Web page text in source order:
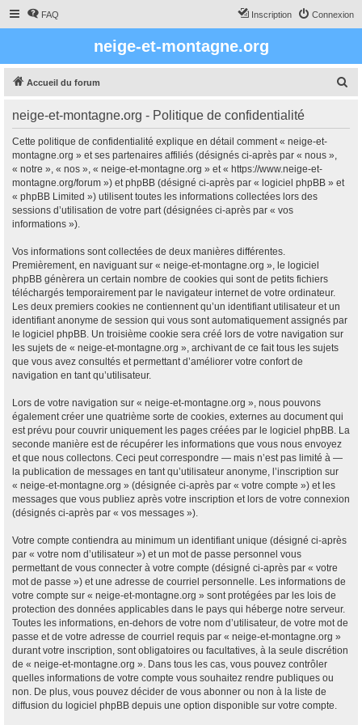
FAQ Connexion
Inscription
neige-et-montagne.org
Accueil du forum
neige-et-montagne.org - Politique de confidentialité
Cette politique de confidentialité explique en détail comment « neige-et-
montagne.org » et ses partenaires affiliés (désignés ci-après par « nous »,
« notre », « nos », « neige-et-montagne.org » et « https://www.neige-et-
montagne.org/forum ») et phpBB (désigné ci-après par « logiciel phpBB » et
« phpBB Limited ») utilisent toutes les informations collectées lors des
sessions d’utilisation de votre part (désignées ci-après par « vos
informations »).
Vos informations sont collectées de deux manières différentes.
Premièrement, en naviguant sur « neige-et-montagne.org », le logiciel
phpBB génèrera un certain nombre de cookies qui sont de petits fichiers
téléchargés temporairement par le navigateur internet de votre ordinateur.
Les deux premiers cookies ne contiennent qu’un identifiant utilisateur et un
identifiant anonyme de session qui vous sont automatiquement assignés par
le logiciel phpBB. Un troisième cookie sera créé lors de votre navigation sur
les sujets de « neige-et-montagne.org », archivant de ce fait tous les sujets
que vous avez consultés et permettant d’améliorer votre confort de
navigation en tant qu’utilisateur.
Lors de votre navigation sur « neige-et-montagne.org », nous pouvons
également créer une quatrième sorte de cookies, externes au document qui
est prévu pour couvrir uniquement les pages créées par le logiciel phpBB. La
seconde manière est de récupérer les informations que vous nous envoyez
et que nous collectons. Ceci peut correspondre — mais n’est pas limité à —
la publication de messages en tant qu’utilisateur anonyme, l’inscription sur
« neige-et-montagne.org » (désignée ci-après par « votre compte ») et les
messages que vous publiez après votre inscription et lors de votre connexion
(désignés ci-après par « vos messages »).
Votre compte contiendra au minimum un identifiant unique (désigné ci-après
par « votre nom d’utilisateur ») et un mot de passe personnel vous
permettant de vous connecter à votre compte (désigné ci-après par « votre
mot de passe ») et une adresse de courriel personnelle. Les informations de
votre compte sur « neige-et-montagne.org » sont protégées par les lois de
protection des données applicables dans le pays qui héberge notre serveur.
Toutes les informations, en-dehors de votre nom d’utilisateur, de votre mot de
passe et de votre adresse de courriel requis par « neige-et-montagne.org »
durant votre inscription, sont obligatoires ou facultatives, à la seule discrétion
de « neige-et-montagne.org ». Dans tous les cas, vous pouvez contrôler
quelles informations de votre compte vous souhaitez rendre publiques ou
non. De plus, vous pouvez décider de vous abonner ou non à la liste de
diffusion du logiciel phpBB depuis une option disponible sur votre compte.